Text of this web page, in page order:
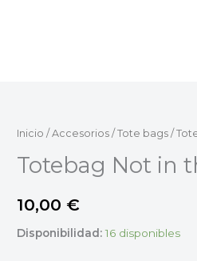
Inicio / Accesorios / Tote bags /
Totebag Not in
10,00 €
Disponibilidad: 16 disponibles
in
mood